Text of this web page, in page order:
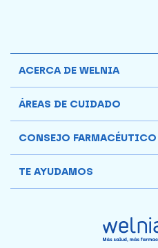
ACERCA DE WELNIA
ÁREAS DE CUIDADO
CONSEJO FARMACÉUTICO
TE AYUDAMOS